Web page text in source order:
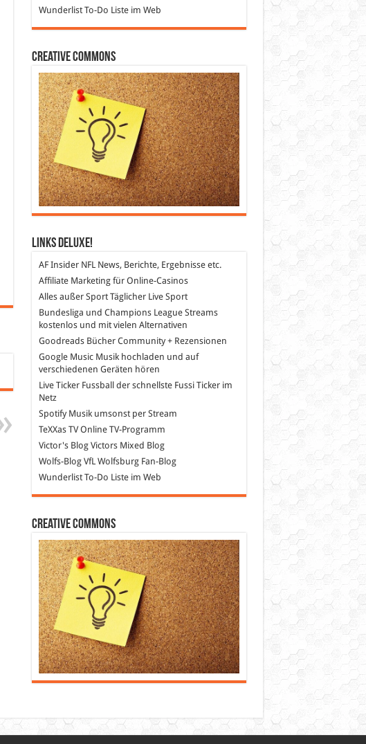
WunderlistTo-Do Liste im Web
Creative Commons
Links DeLuXe!
AF InsiderNFL News, Berichte, Ergebnisse etc.
Affiliate Marketingfür Online-Casinos
Alles außer SportTäglicher Live Sport
Bundesliga und Champions League Streams
kostenlos und mit vielen Alternativen
GoodreadsBücher Community + Rezensionen
Google MusicMusik hochladen und auf
verschiedenen Geräten hören
Live Ticker Fussball
der schnellste Fussi Ticker im
Netz
SpotifyMusik umsonst per Stream
TeXXas TVOnline TV-Programm
Victor's BlogVictors Mixed Blog
Wolfs-BlogVfL Wolfsburg Fan-Blog
WunderlistTo-Do Liste im Web
Creative Commons